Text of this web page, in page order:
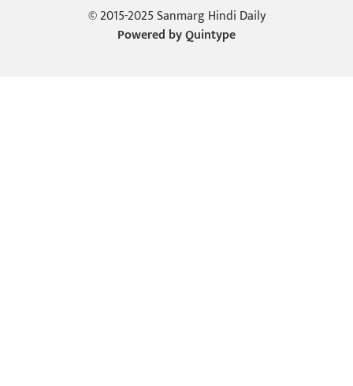
© 2015-2025 Sanmarg Hindi Daily
Powered byQuintype